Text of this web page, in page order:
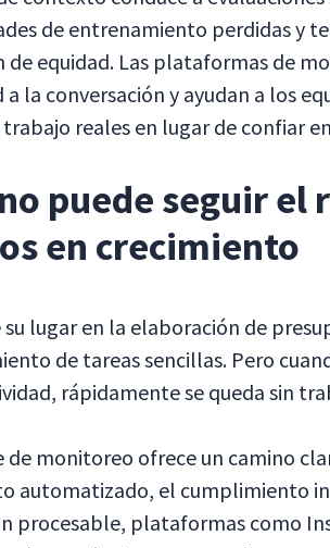
de entrenamiento perdidas y
de equidad. Las plataformas de
la conversación y ayudan a los
reales en lugar de confiar
puede seguir el
en crecimiento
su lugar en la elaboración de
de tareas sencillas. Pero
rápidamente se queda sin
de monitoreo ofrece un camino
automatizado, el cumplimiento
procesable, plataformas como